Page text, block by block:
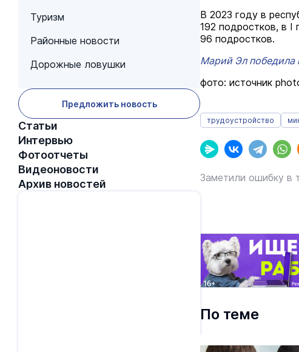
Туризм
Районные новости
Дорожные ловушки
Предложить новость
Статьи
Интервью
Фотоотчеты
Видеоновости
Архив новостей
В 2023 году в
192 подростков, в I
96 подростков.
Марий Эл победила
фото: источник
трудоустройство
Заметили ошибку в
По теме